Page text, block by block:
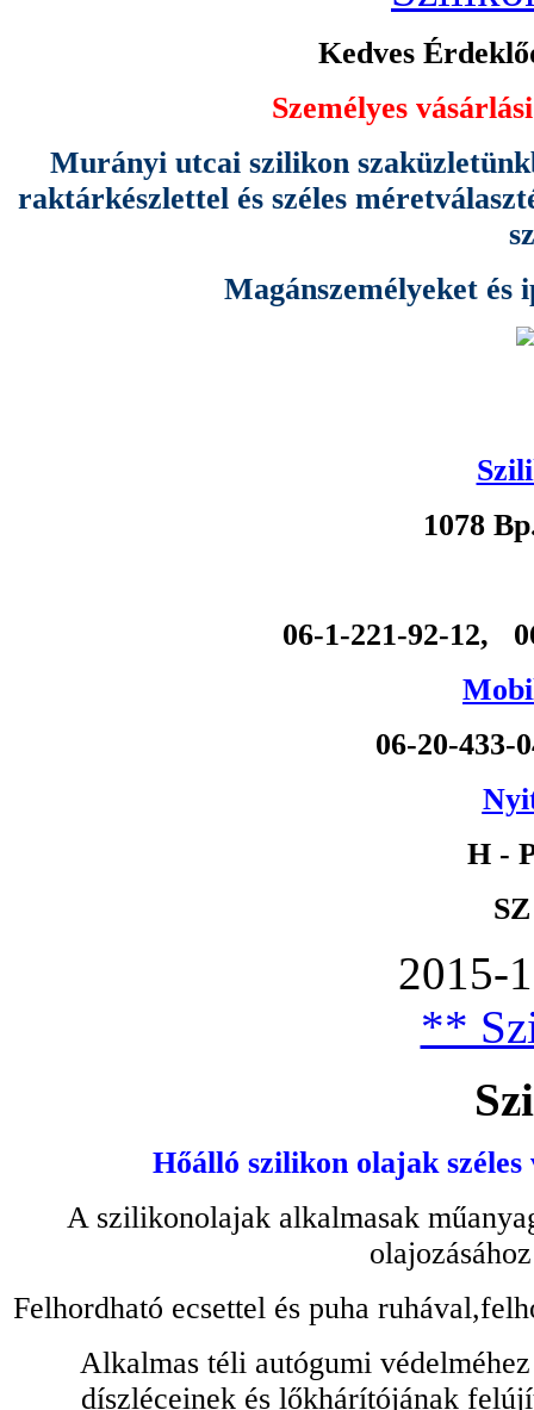
Kedves
Személyes
Murányi utcai szilikon
raktárkészlettel és széles
Magánszemélyeket és
1078
06-1-221-92-12,
06-20-
H -
2015-
**
Hőálló szilikon olajak
A szilikonolajak alkalmasak
Felhordható ecsettel és puha
Alkalmas téli autógumi
díszléceinek és lőkhárítójának